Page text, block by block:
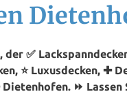
der ✅
⭐ Luxusdecken, ✚
⏩ Lassen